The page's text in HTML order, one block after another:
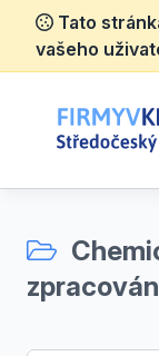
Tato
vašeho